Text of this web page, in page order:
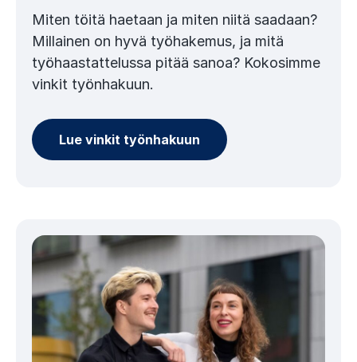
Miten töitä haetaan ja miten niitä saadaan?
Millainen on hyvä työhakemus, ja mitä
työhaastattelussa pitää sanoa? Kokosimme
vinkit työnhakuun.
Lue vinkit työnhakuun